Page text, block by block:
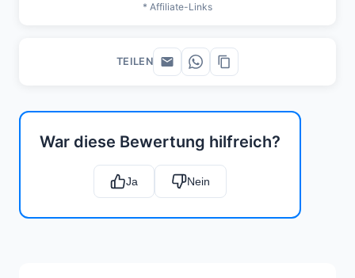
War diese Bewertung hilfreich?
Ja Nein
* Affiliate-Links
TEILEN